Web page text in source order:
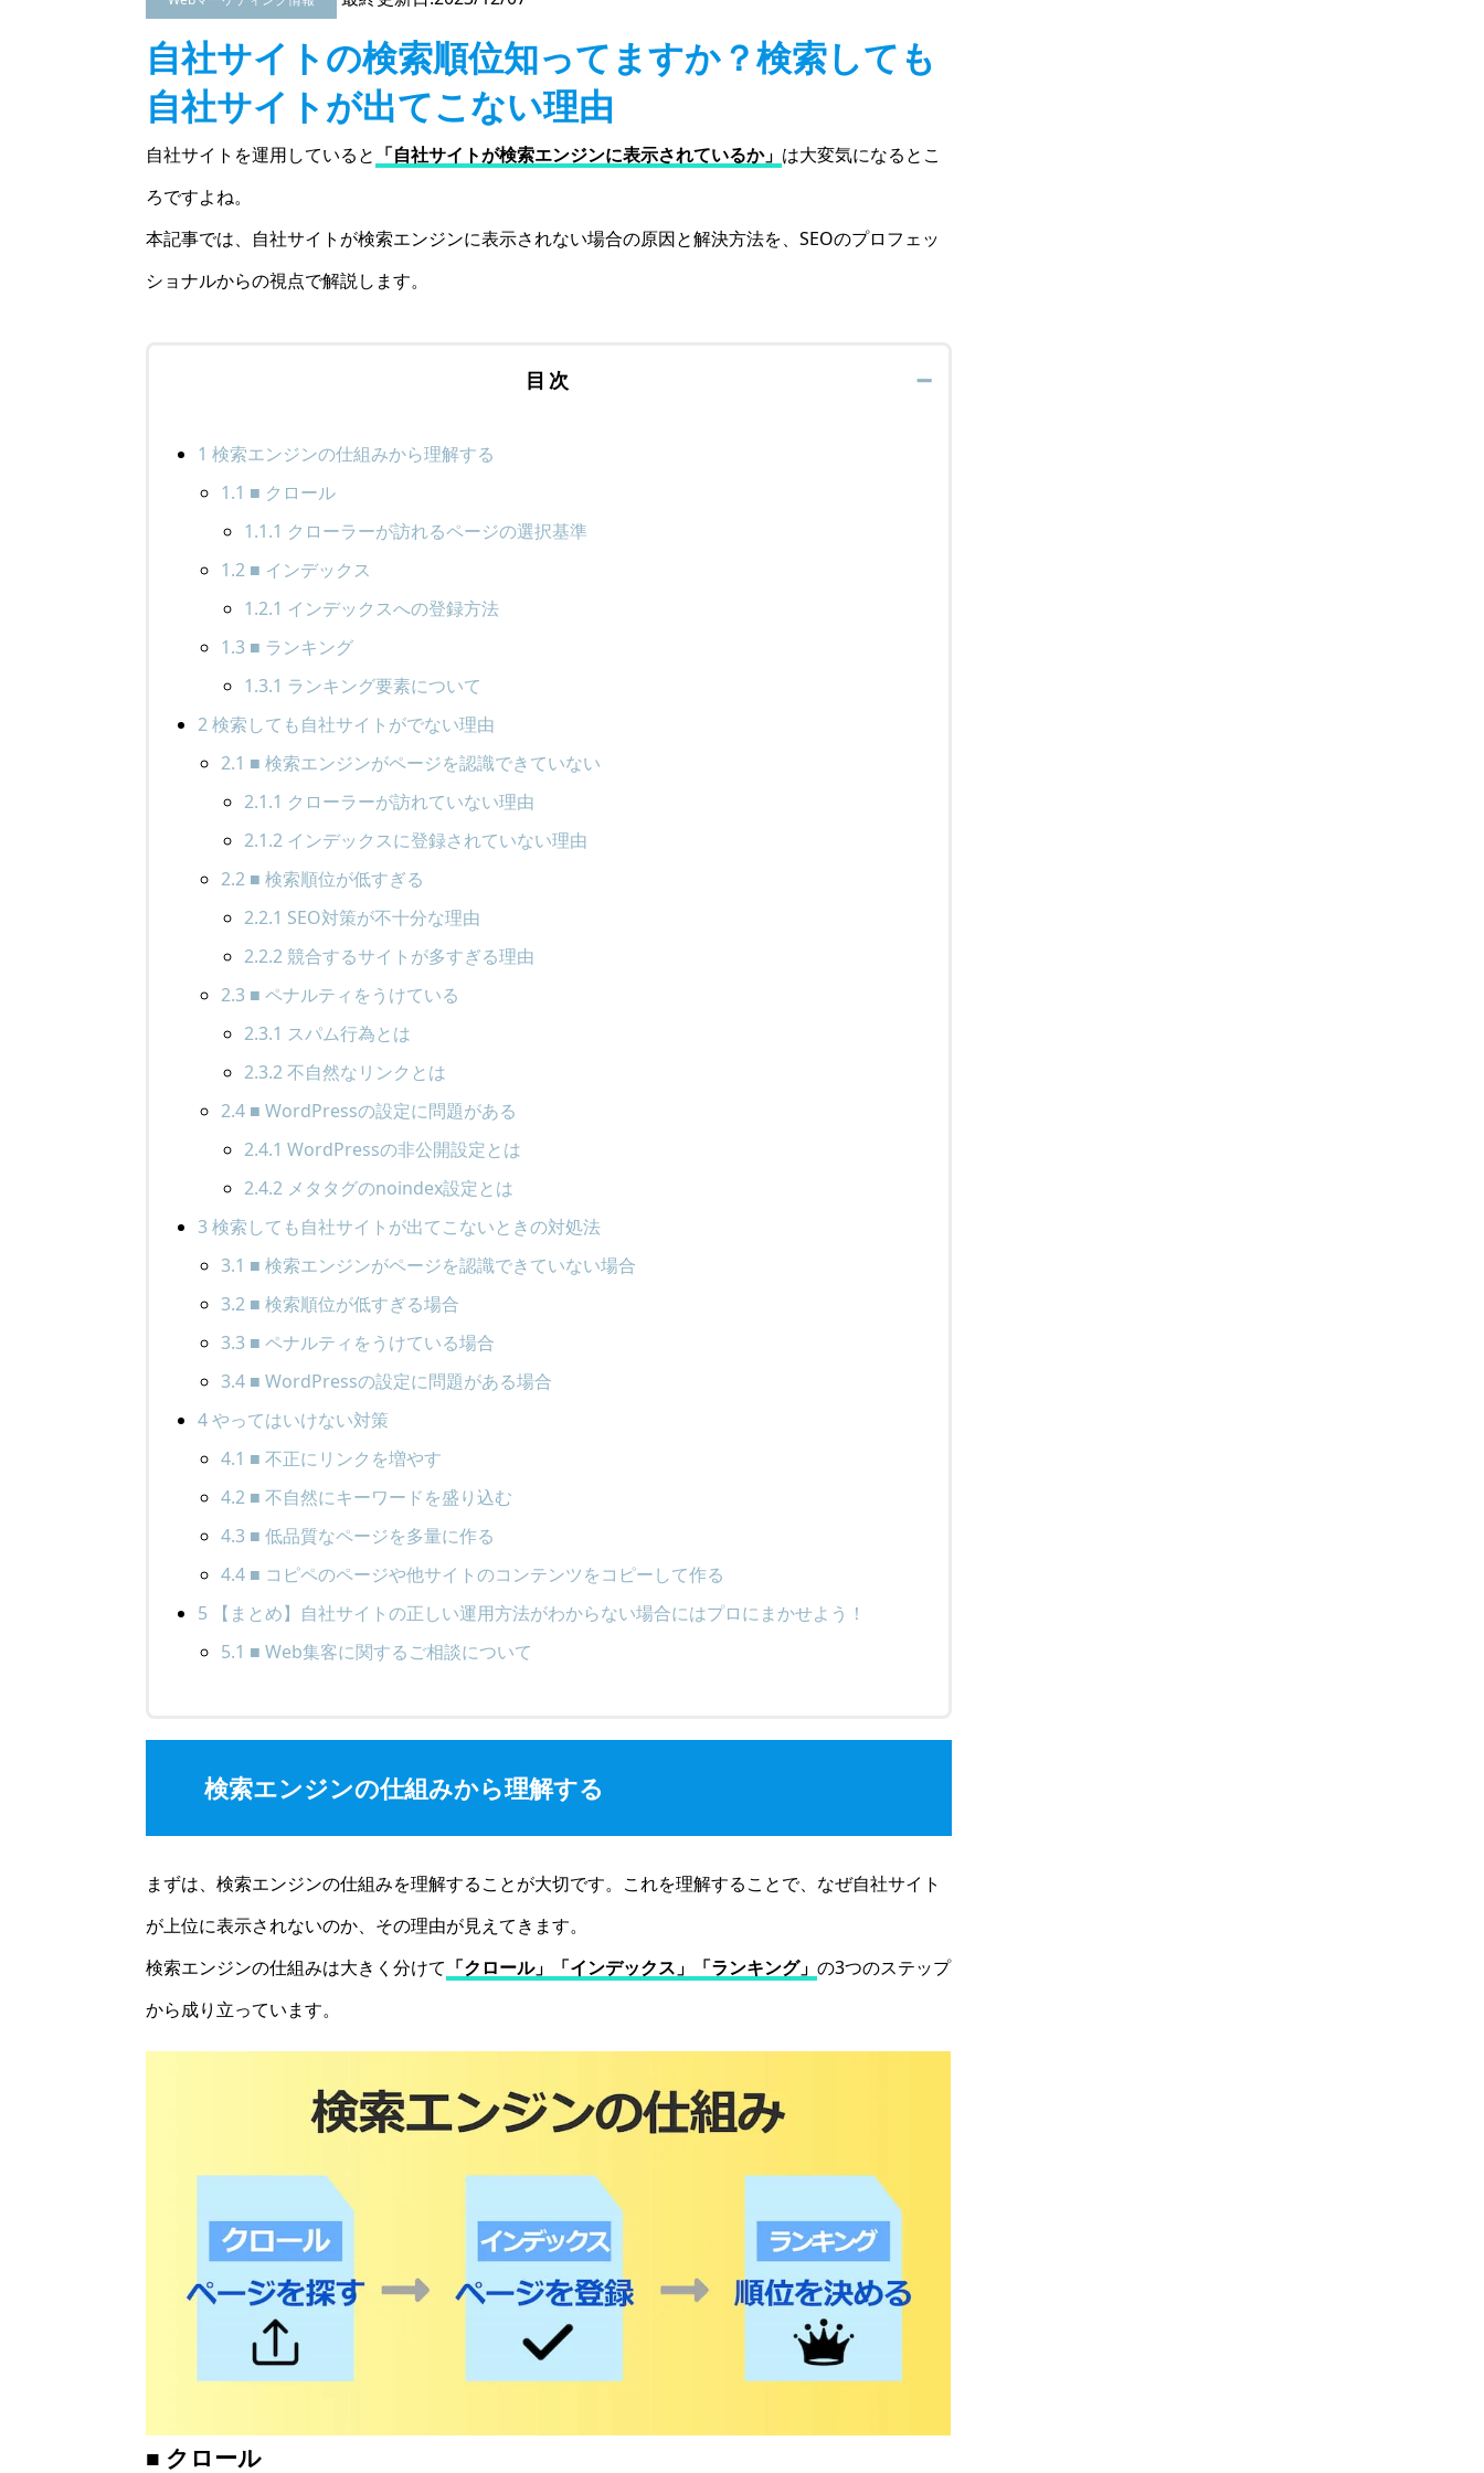
自社サイトの検索順位知ってますか？検索しても
自社サイトが出てこない理由
自社サイトを運用していると 「自社サイトが検索エンジンに表示されているか」 は大変気になるとこ
ろですよね。
本記事では、自社サイトが検索エンジンに表示されない場合の原因と解決方法を、SEOのプロフェッ
ショナルからの視点で解説します。
目次 ➖
1 検索エンジンの仕組みから理解する
1.1 ■ クロール
1.1.1 クローラーが訪れるページの選択基準
1.2 ■ インデックス
1.2.1 インデックスへの登録方法
1.3 ■ ランキング
1.3.1 ランキング要素について
2検索しても自社サイトがでない理由
2.1 ■ 検索エンジンがページを認識できていない
2.1.1 クローラーが訪れていない理由
2.1.2インデックスに登録されていない理由
2.2 ■ 検索順位が低すぎる
2.2.1 SEO対策が不十分な理由
2.2.2競合するサイトが多すぎる理由
2.3 ■ ペナルティをうけている
2.3.1 スパム行為とは
2.3.2不自然なリンクとは
2.4 ■ WordPressの設定に問題がある
2.4.1 WordPressの非公開設定とは
2.4.2メタタグのnoindex設定とは
3 検索しても自社サイトが出てこないときの対処法
3.1 ■ 検索エンジンがページを認識できていない場合
3.2 ■ 検索順位が低すぎる場合
3.3 ■ ペナルティをうけている場合
3.4 ■ WordPressの設定に問題がある場合
4やってはいけない対策
4.1 ■ 不正にリンクを増やす
4.2 ■ 不自然にキーワードを盛り込む
4.3 ■ 低品質なページを多量に作る
4.4 ■ コピペのページや他サイトのコンテンツをコピーして作る
5 【まとめ】自社サイトの正しい運用方法がわからない場合にはプロにまかせよう！
5.1 ■ Web集客に関するご相談について
検索エンジンの仕組みから理解する
まずは、検索エンジンの仕組みを理解することが大切です。これを理解することで、なぜ自社サイト
が上位に表示されないのか、その理由が見えてきます。
検索エンジンの仕組みは大きく分けて 「クロール」「インデックス」「ランキング」 の3つのステップ
から成り立っています。
■ クロール